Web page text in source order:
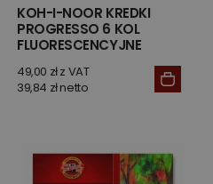
KOH-I-NOOR KREDKI
PROGRESSO 6 KOL
FLUORESCENCYJNE
49,00 zł z VAT
39,84 zł netto